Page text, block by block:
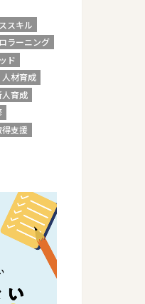
スキル
ラーニング
ド
人材育成
人育成
支援